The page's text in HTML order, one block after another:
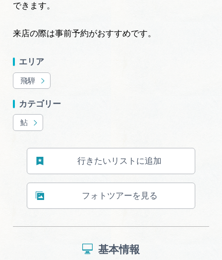
運営組織
広告掲載
サイトポリシー
できます。
来店の際は事前予約がおすすめです。
エリア
飛騨
カテゴリー
鮎
行きたいリストに追加
フォトツアーを見る
基本情報